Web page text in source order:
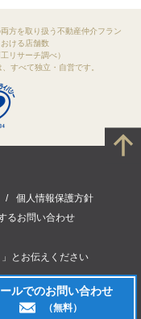
」とお伝えください
ルでのお問い合わせ
（無料）
方を取り扱う不動産仲介フラン
ける店舗数
リサーチ調べ）
すべて独立・自営です。
個人情報保護方針
るお問い合わせ
of Japan Ltd. All rights reserved.